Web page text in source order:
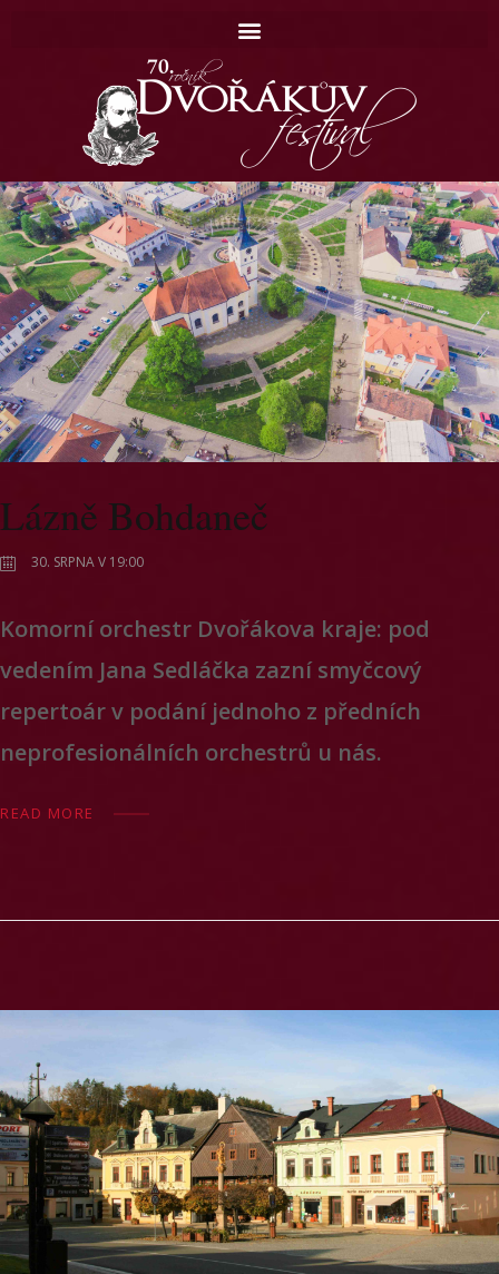
Domů
Koncerty
Katalog
Kontakt
Lázně Bohdaneč
30. SRPNA V 19:00
Komorní orchestr Dvořákova kraje: pod
vedením Jana Sedláčka zazní smyčcový
repertoár v podání jednoho z předních
neprofesionálních orchestrů u nás.
READ MORE